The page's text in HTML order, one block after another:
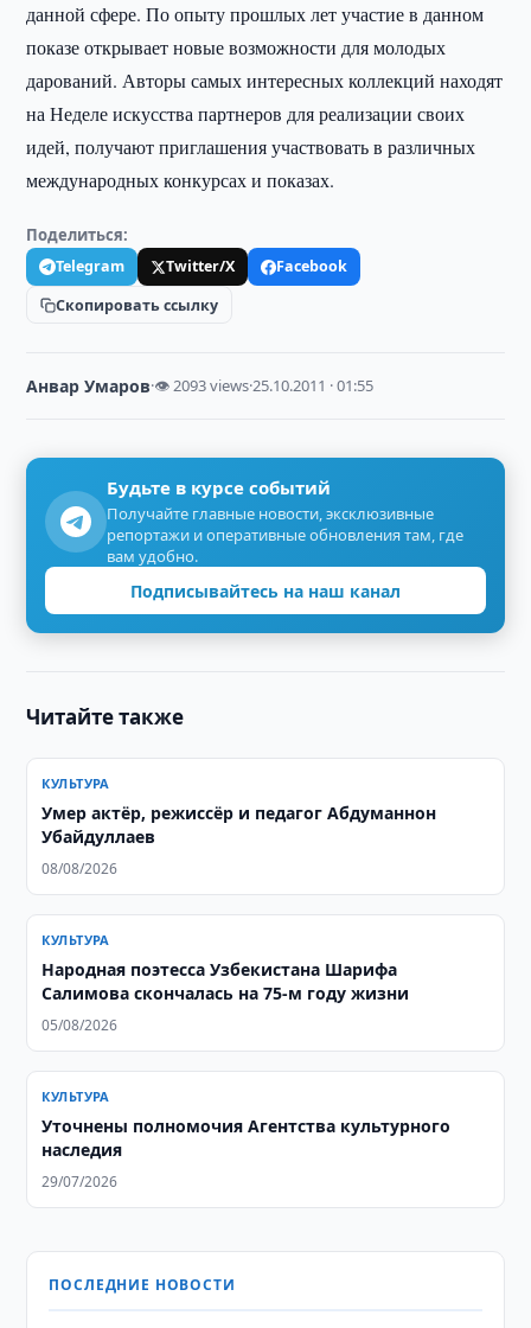
данной сфере. По опыту прошлых лет участие в данном
показе открывает новые возможности для молодых
дарований. Авторы самых интересных коллекций находят
на Неделе искусства партнеров для реализации своих
идей, получают приглашения участвовать в различных
международных конкурсах и показах.
Поделиться:
Telegram Twitter/X
Facebook
Скопировать ссылку
Анвар Умаров·👁 2093 views·25.10.2011 · 01:55
Будьте в курсе событий
Получайте главные новости, эксклюзивные
репортажи и оперативные обновления там, где
вам удобно.
Подписывайтесь на наш канал
Читайте также
КУЛЬТУРА
Умер актёр, режиссёр и педагог Абдуманнон
Убайдуллаев
08/08/2026
КУЛЬТУРА
Народная поэтесса Узбекистана Шарифа
Салимова скончалась на 75-м году жизни
05/08/2026
КУЛЬТУРА
Уточнены полномочия Агентства культурного
наследия
29/07/2026
ПОСЛЕДНИЕ НОВОСТИ